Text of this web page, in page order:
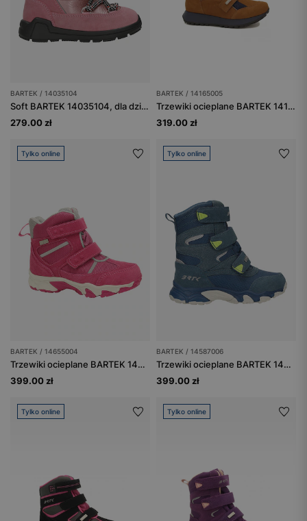
BARTEK / 14035104
Soft BARTEK 14035104, dla dziewcząt, różowy
279.00 zł
BARTEK / 14165005
Trzewiki ocieplane BARTEK 14165005, brązowo-granatowy
319.00 zł
Tylko online
BARTEK / 14655004
Trzewiki ocieplane BARTEK 14655004, dla dziewcząt, fuksja
399.00 zł
Tylko online
BARTEK / 14587006
Trzewiki ocieplane BARTEK 14587006, niebieski
399.00 zł
Tylko online Tylko online